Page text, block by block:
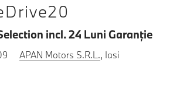
incl. 24 Luni Garanţie
APAN Motors S.R.L., Iasi